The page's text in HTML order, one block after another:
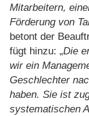
Mitarbeitern,
Förderung von
betont der
fügt hinzu: „Die
wir ein
Geschlechter
haben. Sie ist
systematischen